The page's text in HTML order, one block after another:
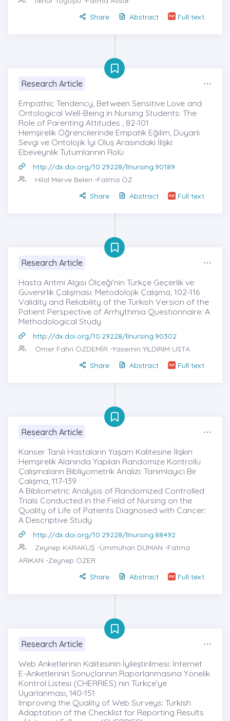
Share
Abstract Full text
Research Article
Empathic Tendency, Between Sensitive Love and
Ontological Well-Being in Nursing Students: The
Role of Parenting Attitudes , 82-101
Hemşirelik Öğrencilerinde Empatik Eğilim, Duyarlı
Sevgi ve Ontolojik İyi Oluş Arasındaki İlişki:
Ebeveynlik Tutumlarının Rolü
http://dx.doi.org/10.29228/llnursing.90189
Hilal Merve Belen -Fatma ÖZ
Share
Abstract Full text
Research Article
Hasta Aritmi Algısı Ölçeği’nin Türkçe Geçerlik ve
Güvenirlik Çalışması: Metodolojik Çalışma, 102-116
Validity and Reliability of the Turkish Version of the
Patient Perspective of Arrhythmia Questionnaire: A
Methodological Study
http://dx.doi.org/10.29228/llnursing.90302
Ömer Fahri ÖZDEMİR -Yasemin YILDIRIM USTA
Share
Abstract Full text
Research Article
Kanser Tanılı Hastaların Yaşam Kalitesine İlişkin
Hemşirelik Alanında Yapılan Randomize Kontrollü
Çalışmaların Bibliyometrik Analizi: Tanımlayıcı Bir
Çalışma, 117-139
A Bibliometric Analysis of Randomized Controlled
Trials Conducted in the Field of Nursing on the
Quality of Life of Patients Diagnosed with Cancer:
A Descriptive Study
http://dx.doi.org/10.29228/llnursing.88492
Zeynep KARAKUŞ -Ümmühan DUMAN -Fatma
ARIKAN -Zeynep ÖZER
Share
Abstract Full text
Research Article
Web Anketlerinin Kalitesinin İyileştirilmesi: İnternet
E-Anketlerinin Sonuçlarının Raporlanmasına Yönelik
Kontrol Listesi (CHERRIES) nin Türkçe’ye
Uyarlanması, 140-151
Improving the Quality of Web Surveys: Turkish
Adaptation of the Checklist for Reporting Results